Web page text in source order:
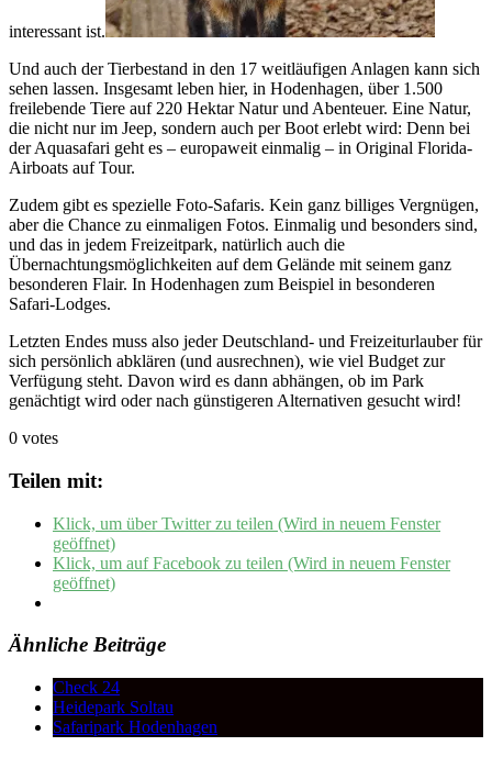
interessant ist.
Und auch der Tierbestand in den 17 weitläufigen Anlagen kann sich
sehen lassen. Insgesamt leben hier, in Hodenhagen, über 1.500
freilebende Tiere auf 220 Hektar Natur und Abenteuer. Eine Natur,
die nicht nur im Jeep, sondern auch per Boot erlebt wird: Denn bei
der Aquasafari geht es – europaweit einmalig – in Original Florida-
Airboats auf Tour.
Zudem gibt es spezielle Foto-Safaris. Kein ganz billiges Vergnügen,
aber die Chance zu einmaligen Fotos. Einmalig und besonders sind,
und das in jedem Freizeitpark, natürlich auch die
Übernachtungsmöglichkeiten auf dem Gelände mit seinem ganz
besonderen Flair. In Hodenhagen zum Beispiel in besonderen
Safari-Lodges.
Letzten Endes muss also jeder Deutschland- und Freizeiturlauber für
sich persönlich abklären (und ausrechnen), wie viel Budget zur
Verfügung steht. Davon wird es dann abhängen, ob im Park
genächtigt wird oder nach günstigeren Alternativen gesucht wird!
0 votes
Teilen mit:
Klick, um über Twitter zu teilen (Wird in neuem Fenster
geöffnet)
Klick, um auf Facebook zu teilen (Wird in neuem Fenster
geöffnet)
Ähnliche Beiträge
Check 24
Heidepark Soltau
Safaripark Hodenhagen